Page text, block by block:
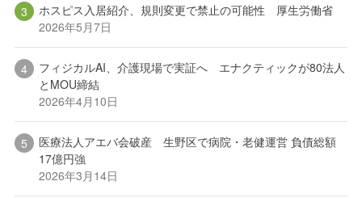
ホスピス入居紹介、規則変更で禁止の可能性 厚生労働省
2026年5月7日
フィジカルAI、介護現場で実証へ エナクティックが80法人
とMOU締結
2026年4月10日
医療法人アエバ会破産 生野区で病院・老健運営 負債総額
17億円強
2026年3月14日